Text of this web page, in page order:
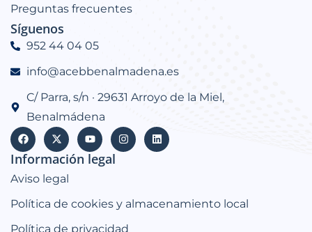
Preguntas frecuentes
Síguenos
952 44 04 05
info@acebbenalmadena.es
C/ Parra, s/n · 29631 Arroyo de la Miel,
Benalmádena
Información legal
Aviso legal
Política de cookies y almacenamiento local
Política de privacidad